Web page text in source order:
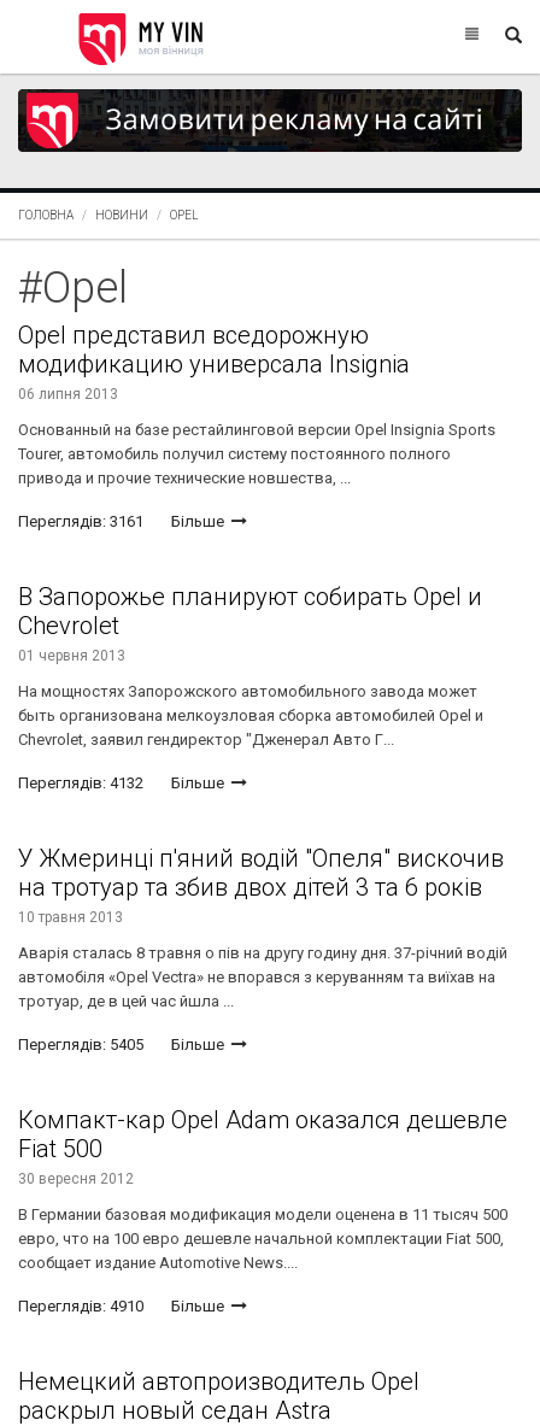
ГОЛОВНА НОВИНИ OPEL
#Opel
Opel представил вседорожную
модификацию универсала Insignia
06 липня 2013
Основанный на базе рестайлинговой версии Opel Insignia Sports
Tourer, автомобиль получил систему постоянного полного
привода и прочие технические новшества, ...
Переглядів: 3161 Більше
В Запорожье планируют собирать Opel и
Chevrolet
01 червня 2013
На мощностях Запорожского автомобильного завода может
быть организована мелкоузловая сборка автомобилей Opel и
Chevrolet, заявил гендиректор "Дженерал Авто Г...
Переглядів: 4132 Більше
У Жмеринці п'яний водій "Опеля" вискочив
на тротуар та збив двох дітей 3 та 6 років
10 травня 2013
Аварія сталась 8 травня о пів на другу годину дня. 37-річний водій
автомобіля «Opel Vectra» не впорався з керуванням та виїхав на
тротуар, де в цей час йшла ...
Переглядів: 5405 Більше
Компакт-кар Opel Adam оказался дешевле
Fiat 500
30 вересня 2012
В Германии базовая модификация модели оценена в 11 тысяч 500
евро, что на 100 евро дешевле начальной комплектации Fiat 500,
сообщает издание Automotive News....
Переглядів: 4910 Більше
Немецкий автопроизводитель Opel
раскрыл новый седан Astra